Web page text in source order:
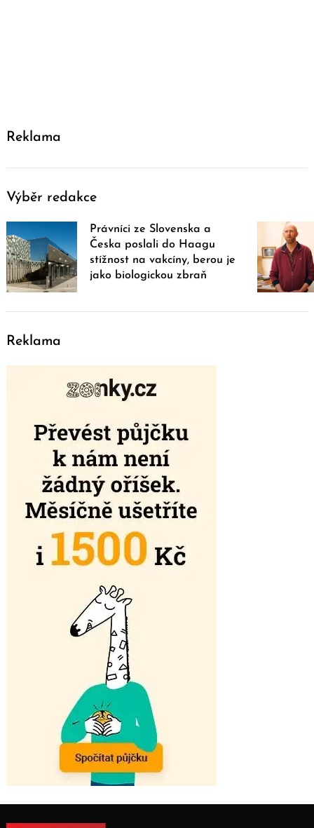
Reklama
Výběr redakce
Právníci ze Slovenska a
Česka poslali do Haagu
stížnost na vakcíny, berou je
jako biologickou zbraň
Reklama